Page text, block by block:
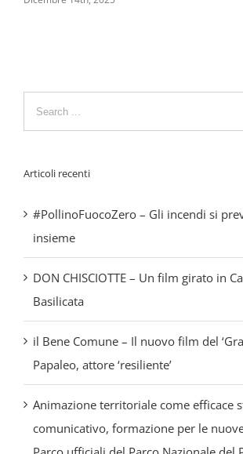
#PollinoFuocoZero – Gli incendi si
Basilicata
il Bene Comune – Il nuovo film del
Papaleo, attore ‘resiliente’
Animazione territoriale come efficace
comunicativo, formazione per le
Parco ufficiali del Parco Nazionale del
Ricordando Vincenzo Perrone,
ricercatore, escursionista!